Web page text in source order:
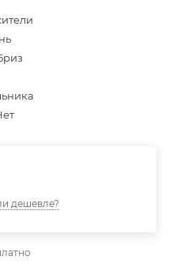
дешевле?